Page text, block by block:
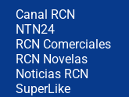
Canal RCN
NTN24
RCN Comerciales
RCN Novelas
Noticias RCN
SuperLike